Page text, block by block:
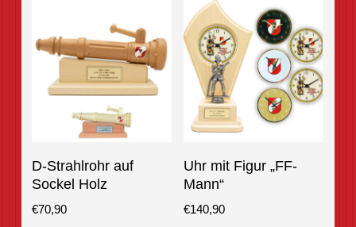
the
product
chosen
on
the
product
page
Optionen Auswählen
product
has
multiple
variants.
D-Strahlrohr auf
Sockel Holz
€70,90
Optionen Auswählen
product
has
multiple
variants.
Uhr mit Figur „FF-
Mann“
€140,90